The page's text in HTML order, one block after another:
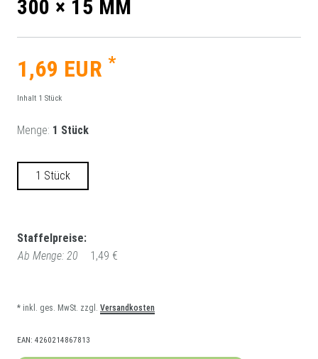
00 × 15 MM
1,69 EUR *
Inhalt 1 Stück
Menge: 1 Stück
1 Stück
Staffelpreise:
Ab Menge: 20
1,49 €
* inkl. ges. MwSt. zzgl. Versandkosten
EAN: 4260214867813